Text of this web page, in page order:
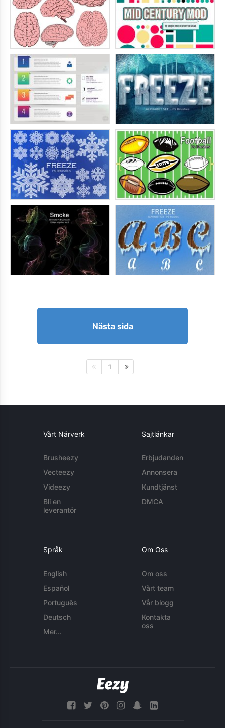
Nästa sida
1
Vårt Närverk
Brusheezy
Vecteezy
Videezy
Bli en
leverantör
Sajtlänkar
Erbjudanden
Annonsera
Kundtjänst
DMCA
Språk
English
Español
Português
Deutsch
Mer...
Om Oss
Om oss
Vårt team
Vår blogg
Kontakta
oss